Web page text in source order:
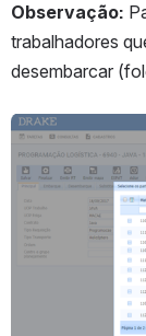
Observação:
trabalhadores
desembarcar
Abrir